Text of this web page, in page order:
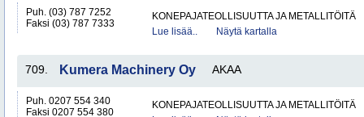
Puh. (03) 787 7252
Faksi (03) 787 7333
KONEPAJATEOLLISUUTTA JA METALLITÖITÄ
Lue lisää..
Näytä kartalla
709. Kumera Machinery Oy AKAA
Puh. 0207 554 340
Faksi 0207 554 380
KONEPAJATEOLLISUUTTA JA METALLITÖITÄ